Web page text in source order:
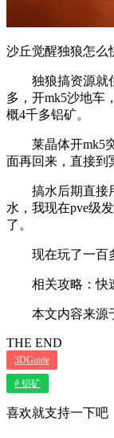
沙丘觉醒独狼怎么
独狼搞资源就
多，开mk5沙地车
概4千多铝矿。
莱晶体开mk5
面再回来，直接到
搞水后期直接
水，我现在pve级
了。
现在玩了一百
相关攻略：快
本文内容来源
THE END
3DGuide
# 铝矿
喜欢就支持一下吧